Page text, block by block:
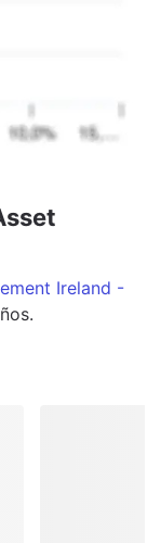
Ireland -